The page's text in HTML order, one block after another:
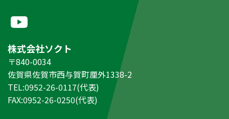
株式会社ソクト
〒840-0034
佐賀県佐賀市西与賀町厘外1338-2
TEL:0952-26-0117(代表)
FAX:0952-26-0250(代表)